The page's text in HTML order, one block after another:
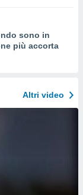
sono in
più accorta
Altri video